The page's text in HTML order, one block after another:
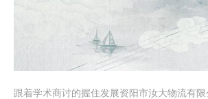
跟着学术商讨的握住发展资阳市汝大物流有